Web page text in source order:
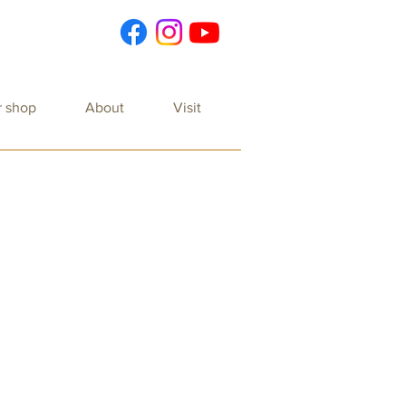
shop About Visit